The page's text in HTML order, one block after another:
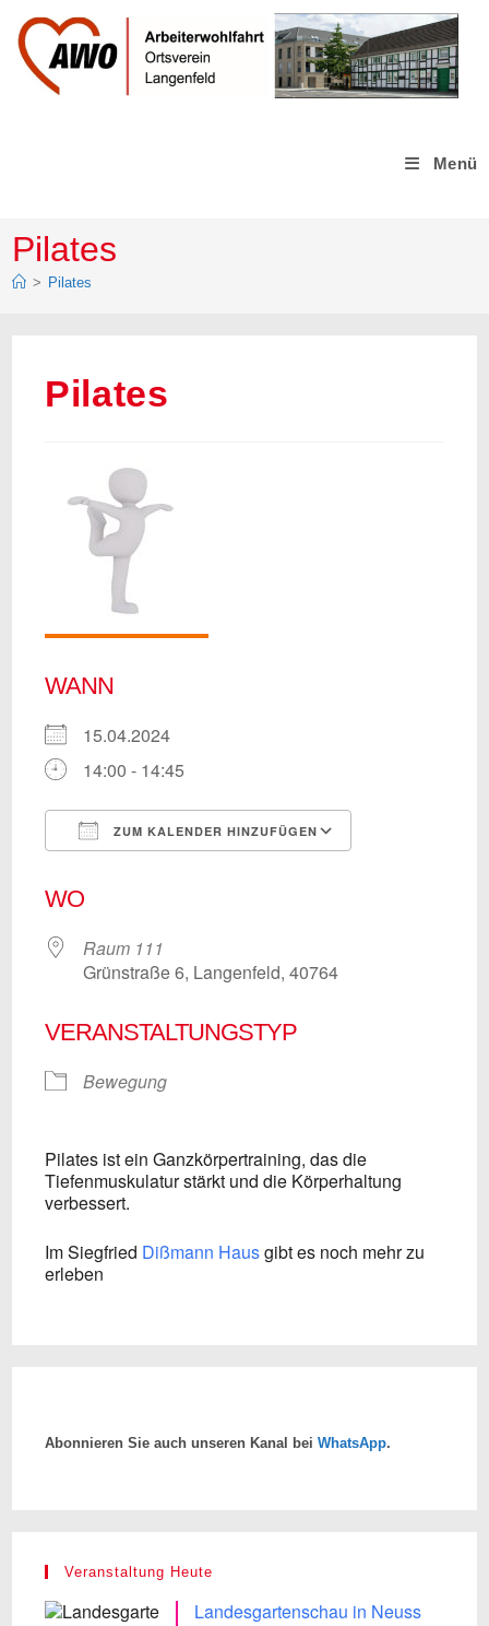
Inhalt
springen
Menü
Pilates
> Pilates
Pilates
WANN
15.04.2024
14:00 - 14:45
ZUM KALENDER HINZUFÜGEN
WO
Raum 111
Grünstraße 6, Langenfeld, 40764
VERANSTALTUNGSTYP
Bewegung
Pilates ist ein Ganzkörpertraining, das die
Tiefenmuskulatur stärkt und die Körperhaltung
verbessert.
Im Siegfried Dißmann Hausgibt es noch mehr zu
erleben
Abonnieren Sie auch unseren Kanal beiWhatsApp.
Veranstaltung Heute
Landesgartenschau in Neuss